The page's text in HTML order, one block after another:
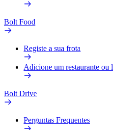
Bolt Food
Registe a sua frota
Adicione um restaurante ou
Bolt Drive
Perguntas Frequentes